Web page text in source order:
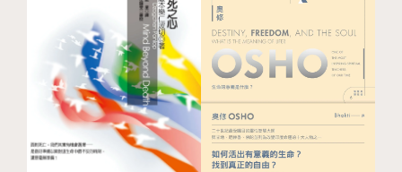
留心觀察當下，觀察此刻的生活中發生了什麼事。生命
不是被動的歷程。你有絕對的主導權可以透過覺察，選
擇你每一天發生的事。校準你的優先順序、價值觀、人
生目標、意圖。意圖越少、越簡單，達成的機率就越
高。你的內在自我和外在感知會引導你走上一條最簡
單、最直接的道路，完成這些意圖。
最重要的生存技能
5 別再抗拒你的內在感應
信任你的思維、情感、感知、直覺
結合內在與外在感知
6 解讀人生時的障礙
與生活脫節